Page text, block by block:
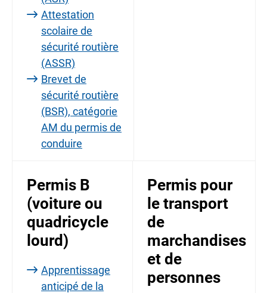
Attestation
scolaire de
sécurité routière
(ASSR)
Brevet de
sécurité routière
(BSR), catégorie
AM du permis de
conduire
Permis B
(voiture ou
quadricycle
lourd)
Apprentissage
anticipé de la
Permis pour
le transport
de
marchandises
et de
personnes